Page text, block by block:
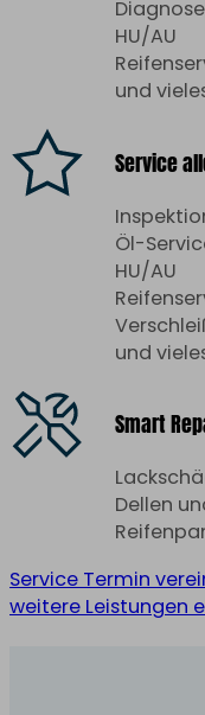
Diagnose
HU/AU
und
Service
Öl-
HU/AU
und
Smart
Dellen
Service Termin
weitere Leistungen